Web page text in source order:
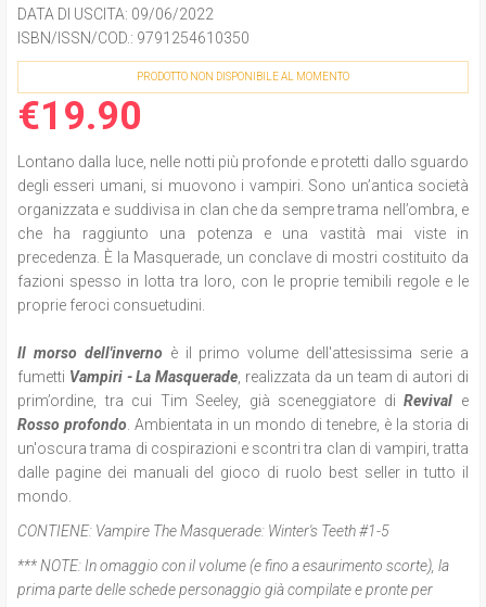
DATA DI USCITA: 09/06/2022
ISBN/ISSN/COD.: 9791254610350
PRODOTTO NON DISPONIBILE AL MOMENTO
€19.90
Lontano dalla luce, nelle notti più profonde e protetti dallo sguardo
degli esseri umani, si muovono i vampiri. Sono un’antica società
organizzata e suddivisa in clan che da sempre trama nell’ombra, e
che ha raggiunto una potenza e una vastità mai viste in
precedenza. È la Masquerade, un conclave di mostri costituito da
fazioni spesso in lotta tra loro, con le proprie temibili regole e le
proprie feroci consuetudini.
Il morso dell'invernoè il primo volume del l'attesissima serie a
fumetti Vampiri - La Masquerade realizzata da un team di autori di
prim’ordine, tra cui Tim Seeley, già sceneggiatore diRevival e
Rosso profondo . Ambientata in un mondo di tenebre, è la storia di
un'oscura trama di cospirazioni e scontri tra clan di vampiri, tratta
dalle pagine dei manuali del gioco di ruolo best seller in tutto il
mondo.
CONTIENE: Vampire The Masquerade: Winter's Teeth #1-5
*** NOTE: In omaggio con il volume (e fino a esaurimento scorte), la
prima parte delle schede personaggio già compilate e pronte per